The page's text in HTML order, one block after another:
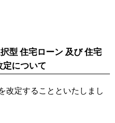
型 住宅ローン 及び 住宅
定について
改定することといたしまし